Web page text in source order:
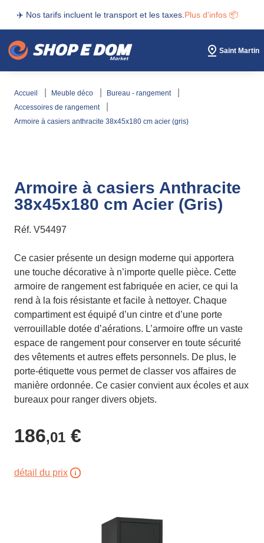
✈️ Nos tarifs incluent le transport et les taxes. Plus d'infos 📦
Saint Martin
accueil meuble déco
bureau - rangement
accessoires de rangement
armoire à casiers anthracite 38x45x180 cm acier (gris)
Armoire à casiers Anthracite
38x45x180 cm Acier (Gris)
Réf. V54497
Ce casier présente un design moderne qui apportera
une touche décorative à n’importe quelle pièce. Cette
armoire de rangement est fabriquée en acier, ce qui la
rend à la fois résistante et facile à nettoyer. Chaque
compartiment est équipé d’un cintre et d’une porte
verrouillable dotée d’aérations. L’armoire offre un vaste
espace de rangement pour conserver en toute sécurité
des vêtements et autres effets personnels. De plus, le
porte-étiquette vous permet de classer vos affaires de
manière ordonnée. Ce casier convient aux écoles et aux
bureaux pour ranger divers objets.
186,01 €
détail du prix